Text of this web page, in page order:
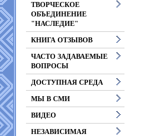
ТВОРЧЕСКОЕ
ОБЪЕДИНЕНИЕ
"НАСЛЕДИЕ"
КНИГА ОТЗЫВОВ
ЧАСТО ЗАДАВАЕМЫЕ
ВОПРОСЫ
ДОСТУПНАЯ СРЕДА
МЫ В СМИ
ВИДЕО
НЕЗАВИСИМАЯ